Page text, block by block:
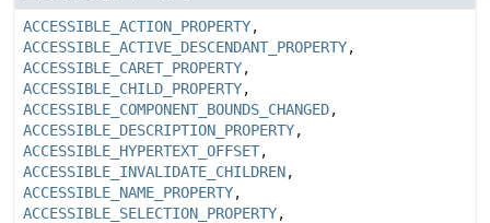
ACCESSIBLE_ACTION_PROPERTY,
ACCESSIBLE_ACTIVE_DESCENDANT_PROPERTY,
ACCESSIBLE_CARET_PROPERTY,
ACCESSIBLE_CHILD_PROPERTY,
ACCESSIBLE_COMPONENT_BOUNDS_CHANGED,
ACCESSIBLE_DESCRIPTION_PROPERTY,
ACCESSIBLE_HYPERTEXT_OFFSET,
ACCESSIBLE_INVALIDATE_CHILDREN,
ACCESSIBLE_NAME_PROPERTY,
ACCESSIBLE_SELECTION_PROPERTY,